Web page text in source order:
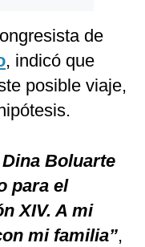
de
, indicó que
posible viaje,
Boluarte
para el
XIV. A mi
mi familia”,